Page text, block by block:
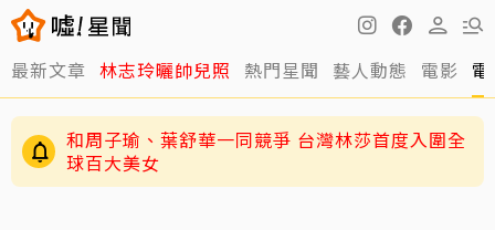
最新文章 林志玲曬帥兒照 熱門星聞 藝人動態 電影
和周子瑜、葉舒華一同競爭 台灣林莎首度入圍全
球百大美女